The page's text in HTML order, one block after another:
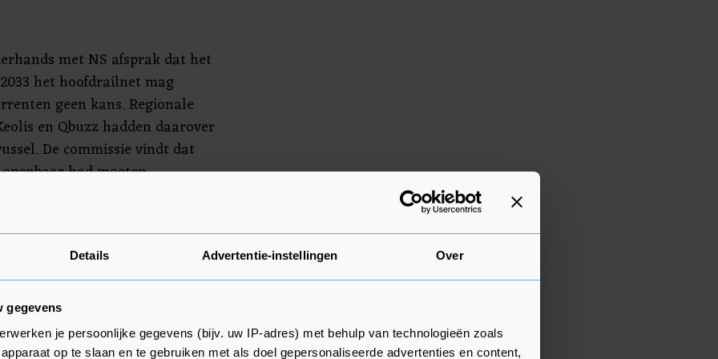
Details Advertentie-instellingen Over
gegevens
je persoonlijke gegevens (bijv. uw IP-adres) met behulp van technologieën zoals
op te slaan en te gebruiken met als doel gepersonaliseerde advertenties en content,
met NS afsprak dat het
het hoofdrailnet mag
geen kans. Regionale
en Qbuzz hadden daarover
De commissie vindt dat
had moeten
gegadigde zich had kunnen
ook veel te breed,
kabinet had moeten
commercieel uitgebaat
vol dat concurrentie op
moeilijk te